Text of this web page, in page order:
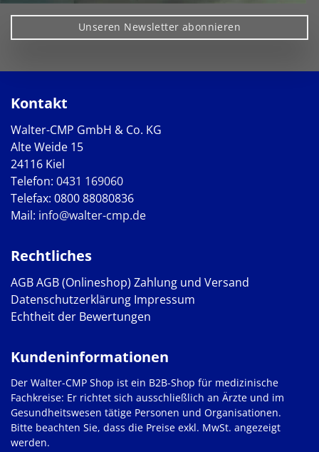
Unseren Newsletter abonnieren
Kontakt
Walter-CMP GmbH & Co. KG
Alte Weide 15
24116 Kiel
Telefon: 0431 169060
Telefax: 0800 88080836
Mail: info@walter-cmp.de
Rechtliches
AGBAGB (Onlineshop) Zahlung und Versand
Datenschutzerklärung Impressum
Echtheit der Bewertungen
Kundeninformationen
Der Walter-CMP Shop ist ein B2B-Shop für medizinische
Fachkreise: Er richtet sich ausschließlich an Ärzte und im
Gesundheitswesen tätige Personen und Organisationen.
Bitte beachten Sie, dass die Preise exkl. MwSt. angezeigt
werden.